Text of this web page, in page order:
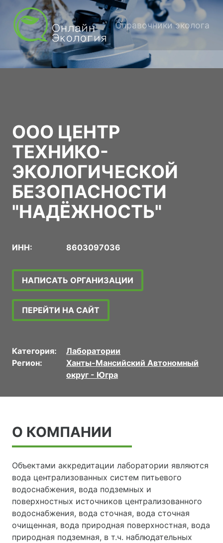
Справочники эколога
ООО ЦЕНТР
ТЕХНИКО-
ЭКОЛОГИЧЕСКОЙ
БЕЗОПАСНОСТИ
"НАДЁЖНОСТЬ"
ИНН: 8603097036
НАПИСАТЬ ОРГАНИЗАЦИИ
ПЕРЕЙТИ НА САЙТ
Категория:
Лаборатории
Регион:
Ханты-Мансийский Автономный
округ - Югра
О КОМПАНИИ
Объектами аккредитации лаборатории являются
вода централизованных систем питьевого
водоснабжения, вода подземных и
поверхностных источников централизованного
водоснабжения, вода сточная, вода сточная
очищенная, вода природная поверхностная, вода
природная подземная, в т.ч. наблюдательных